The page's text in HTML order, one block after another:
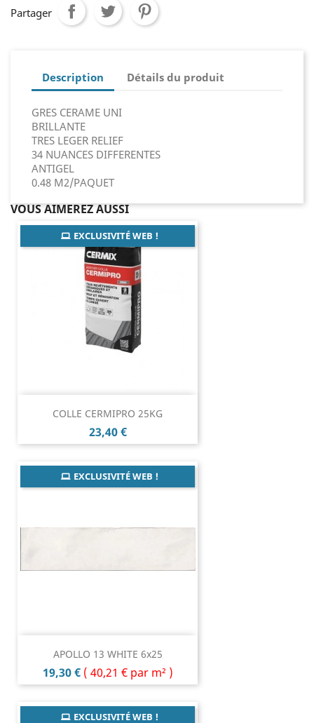
Partager
Description Détails du produit
GRES CERAME UNI
BRILLANTE
TRES LEGER RELIEF
34 NUANCES DIFFERENTES
ANTIGEL
0.48 M2/PAQUET
VOUS AIMEREZ AUSSI
COLLE CERMIPRO 25KG
Prix
23,40 €
EXCLUSIVITÉ WEB !
APOLLO 13 WHITE 6x25
Prix
19,30 € ( 40,21 € par m² )
EXCLUSIVITÉ WEB !
EXCLUSIVITÉ WEB !